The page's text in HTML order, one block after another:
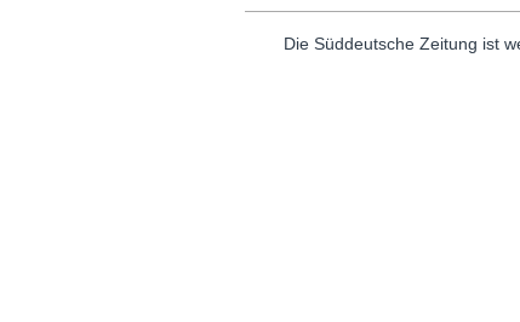
Die Süddeutsche Zeitung ist